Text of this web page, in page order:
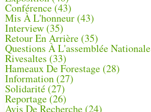
Conférence(43)
Mis À L'honneur (43)
Interview (35)
Retour En Arrière (35)
Questions À L'assemblée Nationale
Rivesaltes (33)
Hameaux De Forestage (28)
Information (27)
Solidarité (27)
Reportage(26)
Avis De Recherche (24)